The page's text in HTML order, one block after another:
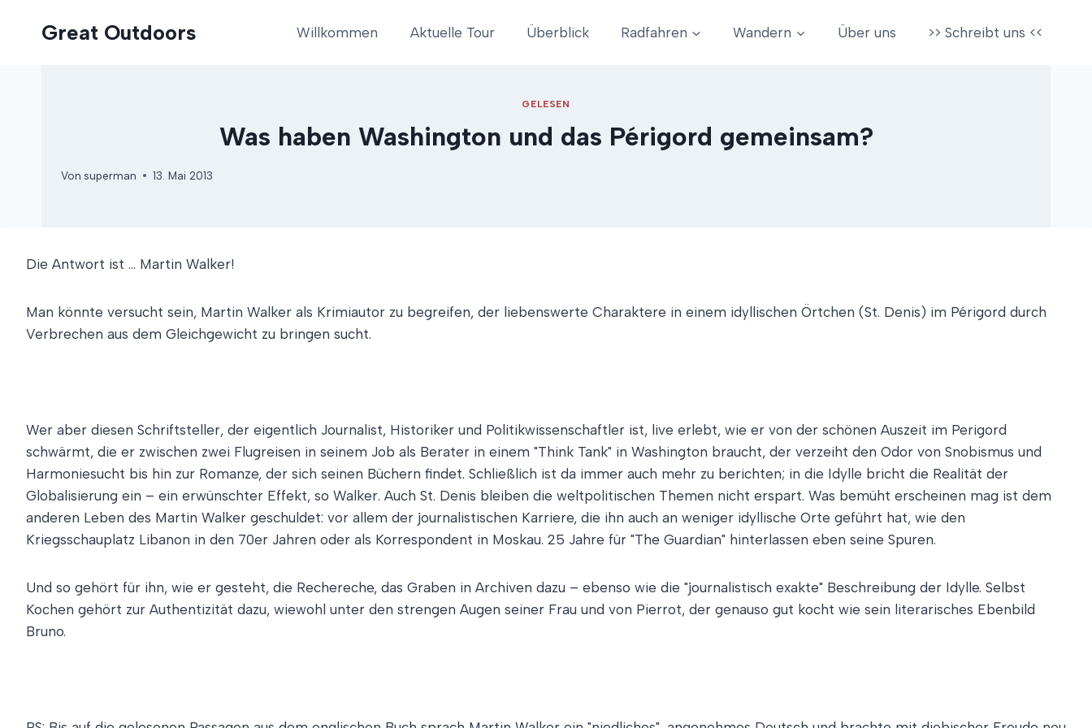
Great Outdoors Willkommen Aktuelle Tour Überblick Radfahren Wandern Über uns >> Schreibt uns <<
GELESEN
Was haben Washington und das Périgord gemeinsam?
Von superman 13. Mai 2013
Die Antwort ist … Martin Walker!
Man könnte versucht sein, Martin Walker als Krimiautor zu begreifen, der liebenswerte Charaktere in einem idyllischen Örtchen (St. Denis) im Périgord durch
Verbrechen aus dem Gleichgewicht zu bringen sucht.
Wer aber diesen Schriftsteller, der eigentlich Journalist, Historiker und Politikwissenschaftler ist, live erlebt, wie er von der schönen Auszeit im Perigord
schwärmt, die er zwischen zwei Flugreisen in seinem Job als Berater in einem "Think Tank" in Washington braucht, der verzeiht den Odor von Snobismus und
Harmoniesucht bis hin zur Romanze, der sich seinen Büchern findet. Schließlich ist da immer auch mehr zu berichten; in die Idylle bricht die Realität der
Globalisierung ein – ein erwünschter Effekt, so Walker. Auch St. Denis bleiben die weltpolitischen Themen nicht erspart. Was bemüht erscheinen mag ist dem
anderen Leben des Martin Walker geschuldet: vor allem der journalistischen Karriere, die ihn auch an weniger idyllische Orte geführt hat, wie den
Kriegsschauplatz Libanon in den 70er Jahren oder als Korrespondent in Moskau. 25 Jahre für "The Guardian" hinterlassen eben seine Spuren.
Und so gehört für ihn, wie er gesteht, die Rechereche, das Graben in Archiven dazu – ebenso wie die "journalistisch exakte" Beschreibung der Idylle. Selbst
Kochen gehört zur Authentizität dazu, wiewohl unter den strengen Augen seiner Frau und von Pierrot, der genauso gut kocht wie sein literarisches Ebenbild
Bruno.